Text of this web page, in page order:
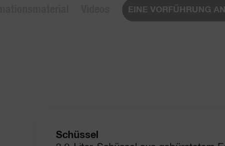
EINE VORFÜHRUNG
Schüssel